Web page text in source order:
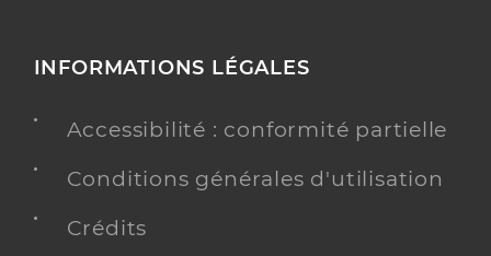
INFORMATIONS LÉGALES
Accessibilité : conformité partielle
Conditions générales d'utilisation
Crédits